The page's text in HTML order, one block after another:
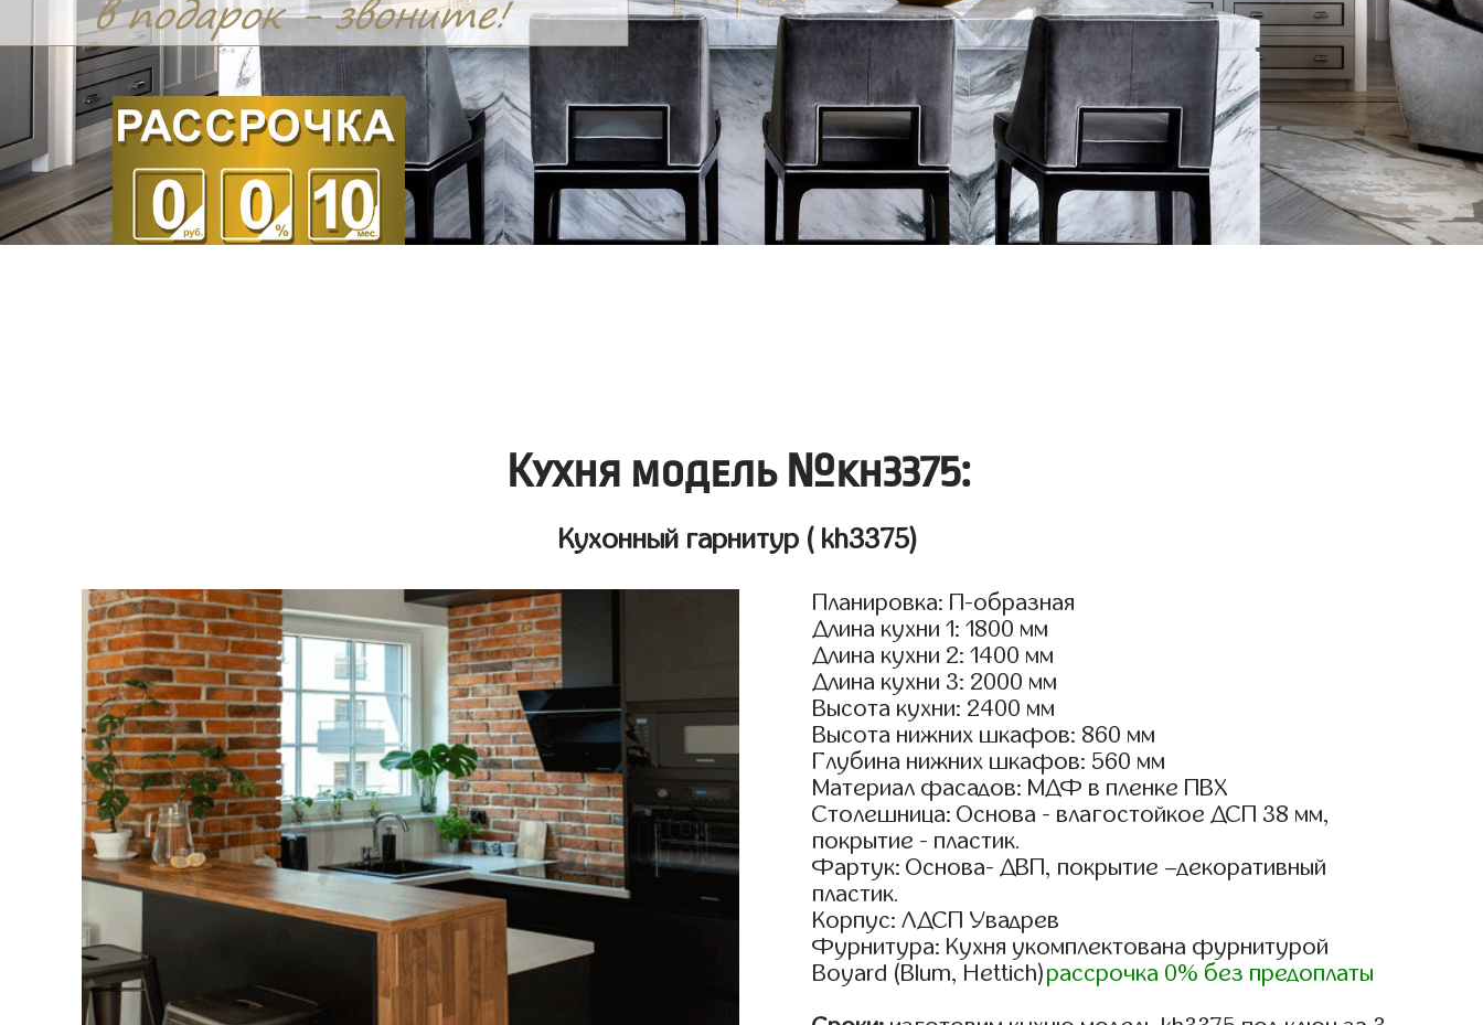
Кухня модель №kh3375:
Кухонный гарнитур ( kh3375)
Планировка: П-образная
Длина кухни 1: 1800 мм
Длина кухни 2: 1400 мм
Длина кухни 3: 2000 мм
Высота кухни: 2400 мм
Высота нижних шкафов: 860 мм
Глубина нижних шкафов: 560 мм
Материал фасадов: МДФ в пленке ПВХ
Столешница: Основа - влагостойкое ДСП 38 мм,
покрытие - пластик.
Фартук: Основа- ДВП, покрытие –декоративный
пластик.
Корпус: ЛДСП Увадрев
Фурнитура: Кухня укомплектована фурнитурой
Boyard (Blum, Hettich)рассрочка 0% без предоплаты